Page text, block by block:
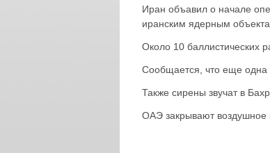
Иран объавил о начале
иранским ядерным
Около 10 баллистических
Сообщается, что еще одна
Также сирены звучат в
ОАЭ закрывают воздушное